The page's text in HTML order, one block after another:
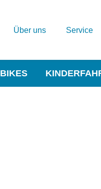
Über uns Service
BIKES